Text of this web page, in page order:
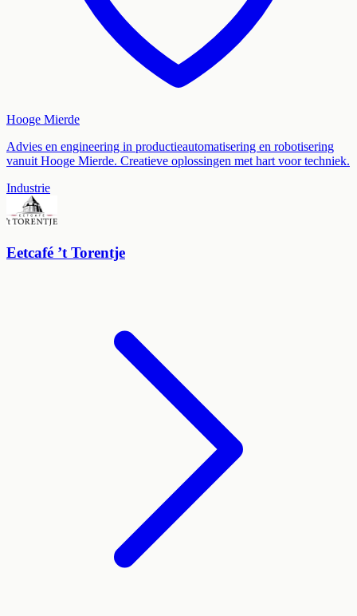
Hooge Mierde
Advies en engineering in productieautomatisering en robotisering
vanuit Hooge Mierde. Creatieve oplossingen met hart voor techniek.
Industrie
Eetcafé ’t Torentje